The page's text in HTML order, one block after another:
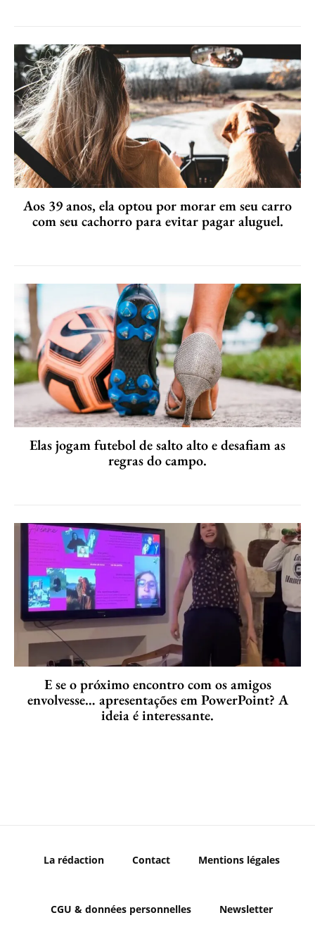
Aos 39 anos, ela optou por morar em seu carro
com seu cachorro para evitar pagar aluguel.
Elas jogam futebol de salto alto e desafiam as
regras do campo.
E se o próximo encontro com os amigos
envolvesse… apresentações em PowerPoint? A
ideia é interessante.
La rédaction Contact Mentions légales
CGU & données personnelles Newsletter